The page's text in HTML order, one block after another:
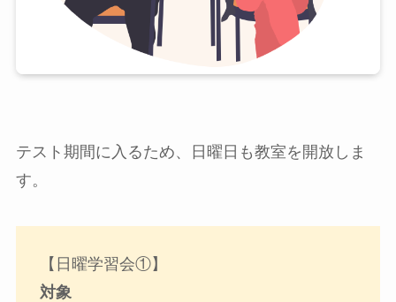
テスト期間に入るため、日曜日も教室を開放しま
す。
【日曜学習会①】
対象